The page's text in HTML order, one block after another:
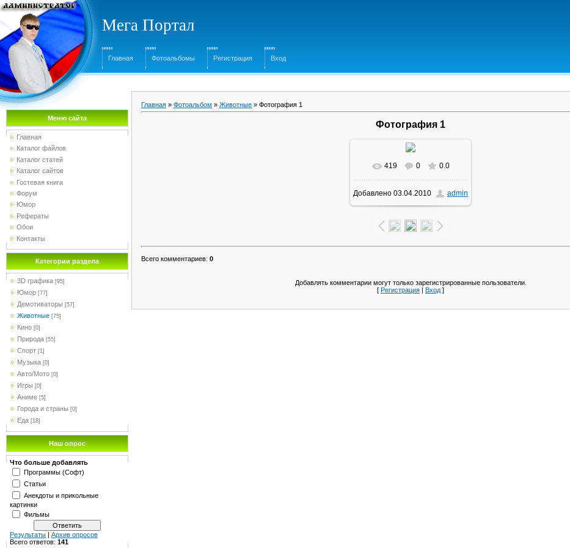
Мега Портал
Главная Фотоальбомы Регистрация Вход
Меню сайта
Главная
Каталог файлов
Каталог статей
Каталог сайтов
Гостевая книга
Форум
Юмор
Рефераты
Обои
Контакты
Категории раздела
3D графика [95]
Юмор [77]
Демотиваторы [57]
Животные [75]
Кино [0]
Природа [55]
Спорт [1]
Музыка [0]
Авто/Мото [0]
Игры [0]
Аниме [5]
Города и страны [0]
Еда [18]
Наш опрос
Что больше добавлять
Программы (Софт)
Статьи
Анекдоты и прикольные
картинки
Фильмы
Результаты | Архив опросов
Всего ответов: 141
Главная » Фотоальбом » Животные » Фотография 1
Фотография 1
В реальном размере
1600x1200/ 392.3Kb
419 0 0.0
Добавлено 03.04.2010 admin
Всего комментариев: 0
Добавлять комментарии могут только зарегистрированные пользователи.
[ Регистрация | Вход ]